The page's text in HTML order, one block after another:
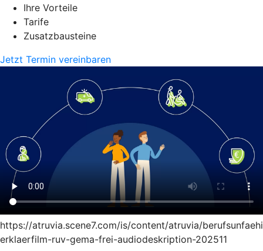
Ihre Vorteile
Tarife
Zusatzbausteine
Jetzt Termin vereinbaren
https://atruvia.scene7.com/is/content/atruvia/
erklaerfilm-ruv-gema-frei-audiodeskription-202511